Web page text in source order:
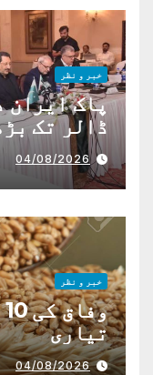
خبر و نظر
ڈالر تک
04/08/2026
خبر و نظر
تیاری
04/08/2026